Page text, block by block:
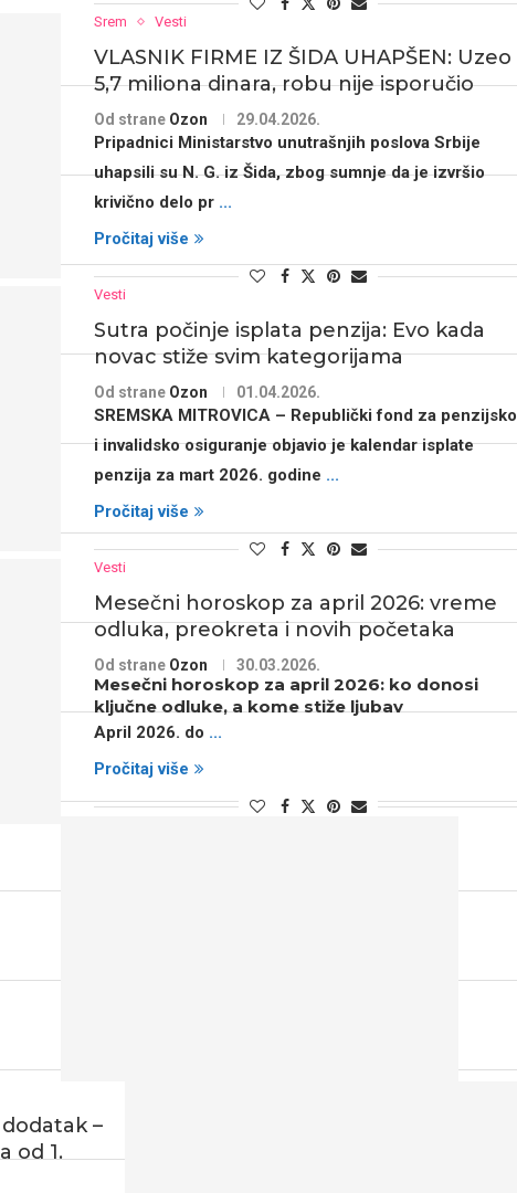
Srem Vesti
VLASNIK FIRME IZ ŠIDA UHAPŠEN: Uzeo
5,7 miliona dinara, robu nije isporučio
Od strane Ozon 29.04.2026.
Pripadnici Ministarstvo unutrašnjih poslova Srbije
uhapsili su N. G. izŠida, zbog sumnje da je izvršio
krivično delo pr ...
Pročitaj više
Vesti
Sutra počinje isplata penzija: Evo kada
novac stiže svim kategorijama
Od strane Ozon 01.04.2026.
SREMSKA MITROVICA– Republički fond za penzijsko
i invalidsko osiguranje objavio je kalendar isplate
penzija za mart 2026. godine ...
Pročitaj više
Vesti
Mesečni horoskop za april 2026: vreme
odluka, preokreta i novih početaka
Od strane Ozon 30.03.2026.
Mesečni horoskop za april 2026: ko donosi
ključne odluke, a kome stiže ljubav
April 2026. do ...
Pročitaj više
–
od 1.